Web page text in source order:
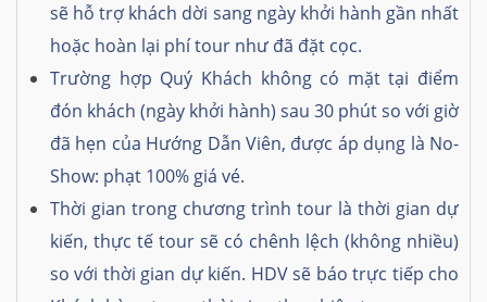
sẽ hỗ trợ khách dời sang ngày khởi hành gần nhất
hoặc hoàn lại phí tour như đã đặt cọc.
Trường hợp Quý Khách không có mặt tại điểm
đón khách (ngày khởi hành) sau 30 phút so với giờ
đã hẹn của Hướng Dẫn Viên, được áp dụng là No-
Show: phạt 100% giá vé.
Thời gian trong chương trình tour là thời gian dự
kiến, thực tế tour sẽ có chênh lệch (không nhiều)
so với thời gian dự kiến. HDV sẽ báo trực tiếp cho